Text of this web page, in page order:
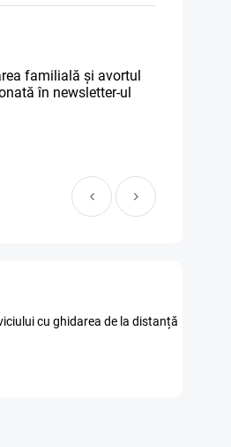
familială și avortul
în newsletter-ul
cu ghidarea de la distanță